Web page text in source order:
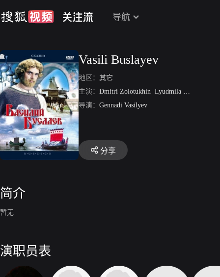
导航
Vasili Buslayev
地区： 其它
主演： Dmitri Zolotukhin Lyudmila Khityayeva
导演： Gennadi Vasilyev
分享
简介
暂无
演职员表